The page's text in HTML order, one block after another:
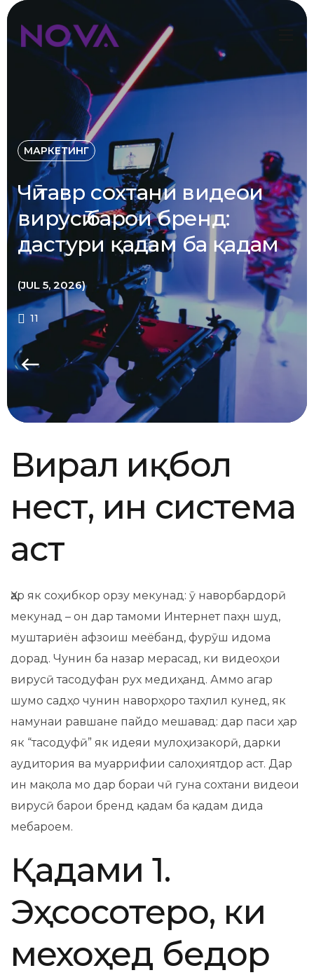
МАРКЕТИНГ
Чӣ тавр сохтани видеои
вирусӣ барои бренд:
дастури қадам ба қадам
JUL 5, 2026
11
Виралӣ иқбол
нест, ин система
аст
Ҳар як соҳибкор орзу мекунад: ӯ наворбардорӣ
мекунад – он дар тамоми Интернет паҳн шуд,
муштариён афзоиш меёбанд, фурӯш идома
дорад. Чунин ба назар мерасад, ки видеоҳои
вирусӣ тасодуфан рух медиҳанд. Аммо агар
шумо садҳо чунин наворҳоро таҳлил кунед, як
намунаи равшане пайдо мешавад: дар паси ҳар
як “тасодуфӣ” як идеяи мулоҳизакорӣ, дарки
аудитория ва муаррифии салоҳиятдор аст. Дар
ин мақола мо дар бораи чӣ гуна сохтани видеои
вирусӣ барои бренд қадам ба қадам дида
мебароем.
Қадами 1.
Эҳсосотеро, ки
мехоҳед бедор